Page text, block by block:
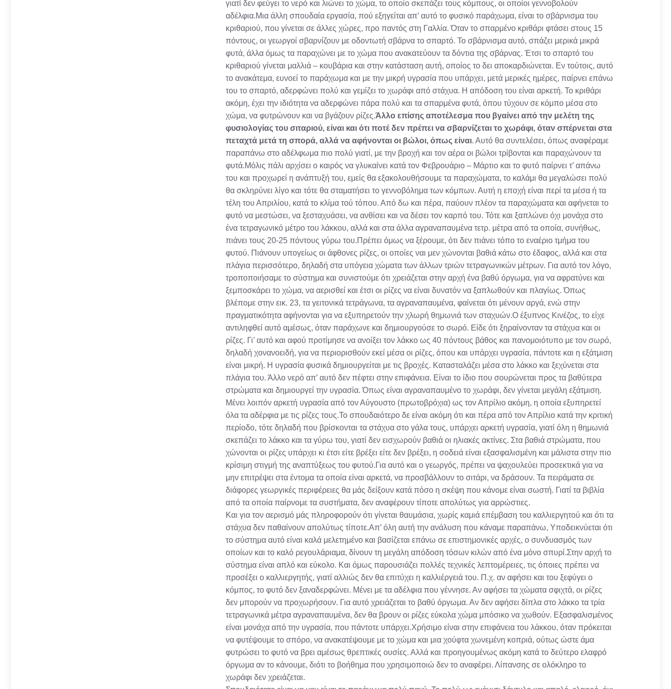
γιατί δεν φεύγει το νερό και λιώνει το χώμα, το οποίο σκεπάζει τους κόμπους, οι οποίοι γεννοβολούν
αδέλφια.Μια άλλη σπουδαία εργασία, πού εξηγείται απ’ αυτό το φυσικό παράχωμα, είναι το σβάρνισμα του
κριθαριού, που γίνεται σε άλλες χώρες, προ παντός στη Γαλλία. Όταν το σπαρμένο κριθάρι φτάσει στους 15
πόντους, οι γεωργοί σβαρνίζουν με οδοντωτή σβάρνα το σπαρτό. Το σβάρνισμα αυτό, σπάζει μερικά μικρά
φυτά, άλλα όμως τα παραχώνει με το χώμα που ανακατεύουν τα δόντια της σβάρνας. Έτσι το σπαρτό του
κριθαριού γίνεται μαλλιά – κουβάρια και στην κατάσταση αυτή, οποίος το δει αποκαρδιώνεται. Εν τούτοις, αυτό
το ανακάτεμα, ευνοεί το παράχωμα και με την μικρή υγρασία που υπάρχει, μετά μερικές ημέρες, παίρνει επάνω
του το σπαρτό, αδερφώνει πολύ και γεμίζει το χωράφι από στάχυα. Η απόδοση του είναι αρκετή. Το κριθάρι
ακόμη, έχει την ιδιότητα να αδερφώνει πάρα πολύ και τα σπαρμένα φυτά, όπου τύχουν σε κόμπο μέσα στο
χώμα, να φυτρώνουν και να βγάζουν ρίζες.Άλλο επίσης αποτέλεσμα που βγαίνει από την μελέτη της
φυσιολογίας του σιταριού, είναι και ότι ποτέ δεν πρέπει να σβαρνίζεται το χωράφι, όταν σπέρνεται στα
πεταχτά μετά τη σπορά, αλλά να αφήνονται οι βώλοι, όπως είναι. Αυτό θα συντελέσει, όπως αναφέραμε
παραπάνω στο αδέλφωμα πιο πολύ γιατί, με την βροχή και τον αέρα οι βώλοι τρίβονται και παραχώνουν τα
φυτά.Μόλις πάλι αρχίσει ο καιρός να γλυκαίνει κατά τον Φεβρουάριο – Μάρτιο και το φυτό παίρνει τ’ απάνω
του και προχωρεί η ανάπτυξή του, εμείς θα εξακολουθήσουμε τα παραχώματα, το καλάμι θα μεγαλώσει πολύ
θα σκληρύνει λίγο και τότε θα σταματήσει το γεννοβόλημα των κόμπων. Αυτή η εποχή είναι περί τα μέσα ή τα
τέλη του Απριλίου, κατά το κλίμα τού τόπου. Από δω και πέρα, παύουν πλέον τα παραχώματα και αφήνεται το
φυτό να μεστώσει, να ξεσταχυάσει, να ανθίσει και να δέσει τον καρπό του. Τότε και ξαπλώνει όχι μονάχα στο
ένα τετραγωνικό μέτρο του λάκκου, αλλά και στα άλλα αγραναπαυμένα τετρ. μέτρα από τα οποία, συνήθως,
πιάνει τους 20-25 πόντους γύρω του.Πρέπει όμως να ξέρουμε, ότι δεν πιάνει τόπο το εναέριο τμήμα του
φυτού. Πιάνουν υπογείως οι άφθονες ρίζες, οι οποίες ναι μεν χώνονται βαθιά κάτω στο έδαφος, αλλά και στα
πλάγια περισσότερο, δηλαδή στα υπόγεια χώματα των άλλων τριών τετραγωνικών μέτρων. Για αυτό τον λόγο,
τροποποιήσαμε το σύστημα και συνιστούμε ότι χρειάζεται στην αρχή ένα βαθύ όργωμα, για να αφρατύνει και
ξεμποσκάρει το χώμα, να αερισθεί και έτσι οι ρίζες να είναι δυνατόν να ξαπλωθούν και πλαγίως. Όπως
βλέπομε στην εικ. 23, τα γειτονικά τετράγωνα, τα αγραναπαυμένα, φαίνεται ότι μένουν αργά, ενώ στην
πραγματικότητα αφήνονται για να εξυπηρετούν την χλωρή θημωνιά των σταχυών.Ο έξυπνος Κινέζος, το είχε
αντιληφθεί αυτό αμέσως, όταν παράχωνε και δημιουργούσε το σωρό. Είδε ότι ξηραίνονταν τα στάχυα και οι
ρίζες. Γι’ αυτό και αφού προτίμησε να ανοίξει τον λάκκο ως 40 πόντους βάθος και πανομοιότυπο με τον σωρό,
δηλαδή χονανοειδή, για να περιορισθούν εκεί μέσα οι ρίζες, όπου και υπάρχει υγρασία, πάντοτε και η εξάτμιση
είναι μικρή. Η υγρασία φυσικά δημιουργείται με τις βροχές. Κατασταλάζει μέσα στο λάκκο και ξεχύνεται στα
πλάγια του. Άλλο νερό απ’ αυτό δεν πέφτει στην επιφάνεια. Είναι το ίδιο που σουρώνεται προς τα βαθύτερα
στρώματα και δημιουργεί την υγρασία. Όπως είναι αγραναπαυμένο το χωράφι, δεν γίνεται μεγάλη εξάτμιση.
Μένει λοιπόν αρκετή υγρασία από τον Αύγουστο (πρωτοβρόχια) ως τον Απρίλιο ακόμη, η οποία εξυπηρετεί
όλα τα αδέρφια με τις ρίζες τους.Το σπουδαιότερο δε είναι ακόμη ότι και πέρα από τον Απρίλιο κατά την κριτική
περίοδο, τότε δηλαδή που βρίσκονται τα στάχυα στο γάλα τους, υπάρχει αρκετή υγρασία, γιατί όλη η θημωνιά
σκεπάζει το λάκκο και τα γύρω του, γιατί δεν εισχωρούν βαθιά οι ηλιακές ακτίνες. Στα βαθιά στρώματα, που
χώνονται οι ρίζες υπάρχει κι έτσι είτε βρέξει είτε δεν βρέξει, η σοδειά είναι εξασφαλισμένη και μάλιστα στην πιο
κρίσιμη στιγμή της αναπτύξεως του φυτού.Για αυτό και ο γεωργός, πρέπει να ψαχουλεύει προσεκτικά για να
μην επιτρέψει στα έντομα τα οποία είναι αρκετά, να προσβάλλουν το σιτάρι, να δράσουν. Τα πειράματα σε
διάφορες γεωργικές περιφέρειες θα μάς δείξουν κατά πόσο η σκέψη που κάνομε είναι σωστή. Γιατί τα βιβλία
από τα οποία παίρνομε τα συστήματα, δεν αναφέρουν τίποτε απολύτως για αρρώστιες.
Και για τον αερισμό μάς πληροφορούν ότι γίνεται θαυμάσια, χωρίς καμιά επέμβαση του καλλιεργητού και ότι τα
στάχυα δεν παθαίνουν απολύτως τίποτε.Απ’ όλη αυτή την ανάλυση που κάναμε παραπάνω, Υποδεικνύεται ότι
το σύστημα αυτό είναι καλά μελετημένο και βασίζεται επάνω σε επιστημονικές αρχές, ο συνδυασμός των
οποίων και το καλό ρεγουλάριαμα, δίνουν τη μεγάλη απόδοση τόσων κιλών από ένα μόνο σπυρί.Στην αρχή το
σύστημα είναι απλό και εύκολο. Και όμως παρουσιάζει πολλές τεχνικές λεπτομέρειες, τις όποιες πρέπει να
προσέξει ο καλλιεργητής, γιατί αλλιώς δεν θα επιτύχει η καλλιέργειά του. Π.χ. αν αφήσει και του ξεφύγει ο
κόμπος, το φυτό δεν ξαναδερφώνει. Μένει με τα αδέλφια που γέννησε. Αν αφήσει τα χώματα σφιχτά, οι ρίζες
δεν μπορούν να προχωρήσουν. Για αυτό χρειάζεται το βαθύ όργωμα. Αν δεν αφήσει δίπλα στο λάκκο τα τρία
τετραγωνικά μέτρα αγραναπαυμένα, δεν θα βρουν οι ρίζες εύκολα χώμα μπόσικο να χωθούν. Εξασφαλισμένος
είναι μονάχα από την υγρασία, που πάντοτε υπάρχει.Χρήσιμο είναι στην επιφάνεια του λάκκου, όταν πρόκειται
να φυτέψουμε το σπόρο, να ανακατέψουμε με το χώμα και μια χούφτα χωνεμένη κοπριά, ούτως ώστε άμα
φυτρώσει το φυτό να βρει αμέσως θρεπτικές ουσίες. Αλλά και προηγουμένως ακόμη κατά το δεύτερο ελαφρό
όργωμα αν το κάνουμε, διότι το βοήθημα που χρησιμοποιώ δεν το αναφέρει. Λίπανσης σε ολόκληρο το
χωράφι δεν χρειάζεται.